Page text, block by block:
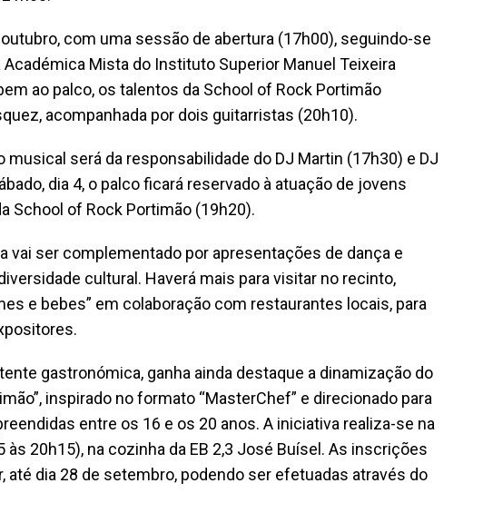
com uma sessão de abertura (17h00), seguindo-se
Académica Mista do Instituto Superior Manuel Teixeira
ao palco, os talentos da School of Rock Portimão
acompanhada por dois guitarristas (20h10).
musical será da responsabilidade do DJ Martin (17h30) e DJ
dia 4, o palco ficará reservado à atuação de jovens
School of Rock Portimão (19h20).
vai ser complementado por apresentações de dança e
cultural. Haverá mais para visitar no recinto,
e bebes” em colaboração com restaurantes locais, para
gastronómica, ganha ainda destaque a dinamização do
inspirado no formato “MasterChef” e direcionado para
entre os 16 e os 20 anos. A iniciativa realiza-se na
20h15), na cozinha da EB 2,3 José Buísel. As inscrições
até dia 28 de setembro, podendo ser efetuadas através do